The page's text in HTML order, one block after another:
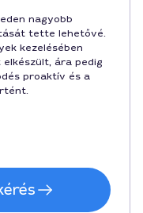
nagyobb
tette lehetővé.
kezelésében
ára pedig
proaktív és a